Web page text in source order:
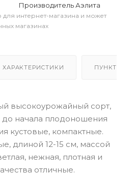
Производитель Аэлита
для интернет-магазина и может
магазинах
ХАРАКТЕРИСТИКИ ПУНКТЫ
высокоурожайный сорт,
начала плодоношения
кустовые, компактные.
длиной 12-15 см, массой
нежная, плотная и
отличные.